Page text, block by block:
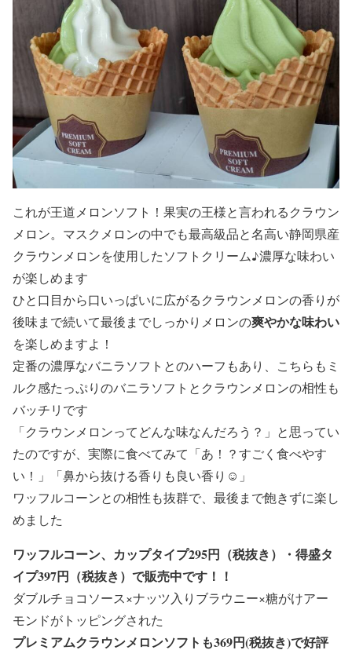
これが王道メロンソフト！果実の王様と言われるクラウン
メロン。マスクメロンの中でも最高級品と名高い静岡県産
クラウンメロンを使用したソフトクリーム♪濃厚な味わい
が楽しめます
ひと口目から口いっぱいに広がるクラウンメロンの香りが
後味まで続いて最後までしっかりメロンの爽やかな味わい
を楽しめますよ！
定番の濃厚なバニラソフトとのハーフもあり、こちらもミ
ルク感たっぷりのバニラソフトとクラウンメロンの相性も
バッチリです
「クラウンメロンってどんな味なんだろう？」と思ってい
たのですが、実際に食べてみて「あ！？すごく食べやす
い！」「鼻から抜ける香りも良い香り☺」
ワッフルコーンとの相性も抜群で、最後まで飽きずに楽し
めました
ワッフルコーン、カップタイプ295円（税抜き）・得盛タ
イプ397円（税抜き）で販売中です！！
ダブルチョコソース×ナッツ入りブラウニー×糖がけアー
モンドがトッピングされた
プレミアムクラウンメロンソフトも369円(税抜き)で好評